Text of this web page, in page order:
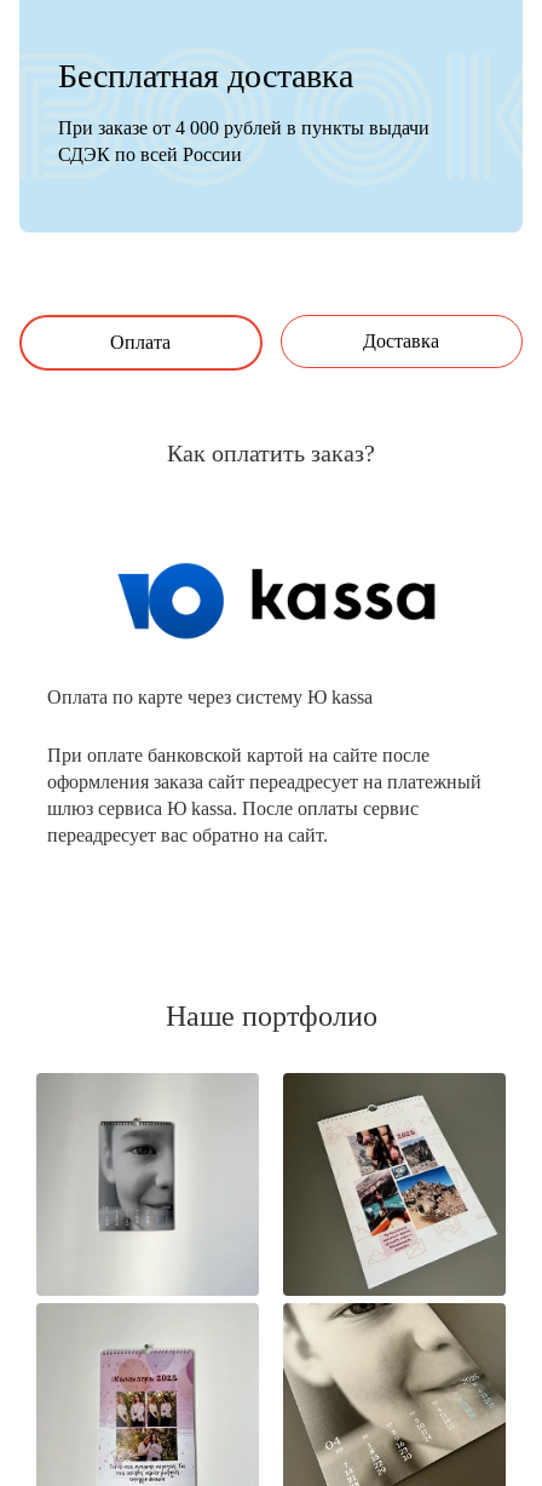
Бесплатная доставка
При заказе от 4 000 рублей в пункты выдачи
СДЭК по всей России
Оплата Доставка
Как оплатить заказ?
Оплата по карте через систему Ю kassa
При оплате банковской картой на сайте после
оформления заказа сайт переадресует на платежный
шлюз сервиса Ю kassa. После оплаты сервис
переадресует вас обратно на сайт.
Наше портфолио